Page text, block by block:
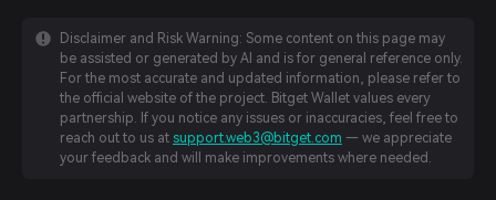
Disclaimer and Risk Warning: Some content on this page may
be assisted or generated by AI and is for general reference only.
For the most accurate and updated information, please refer to
the official website of the project. Bitget Wallet values every
partnership. If you notice any issues or inaccuracies, feel free to
reach out to us at support.web3@bitget.com — we appreciate
your feedback and will make improvements where needed.